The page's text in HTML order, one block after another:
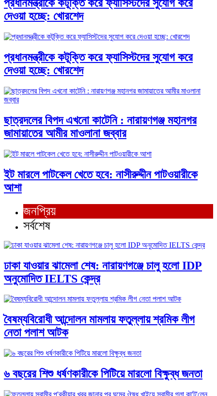
প্রধানমন্ত্রীকে কটূক্তি করে ফ্যাসিস্টদের সুযোগ করে
দেওয়া হচ্ছে: খোরশেদ
প্রধানমন্ত্রীকে কটূক্তি করে ফ্যাসিস্টদের সুযোগ করে
দেওয়া হচ্ছে: খোরশেদ
ছাত্রদলের বিপদ এখনো কাটেনি : নারায়ণগঞ্জ মহানগর
জামায়াতের আমীর মাওলানা জব্বার
ইট মারলে পাটকেল খেতে হবে: নাসীরুদ্দীন পাটওয়ারীকে
আশা
জনপ্রিয়
সর্বশেষ
ঢাকা যাওয়ার ঝামেলা শেষ: নারায়ণগঞ্জে চালু হলো IDP
অনুমোদিত IELTS কেন্দ্র
বৈষম্যবিরোধী আন্দোলন মামলায় ফতুল্লায় শ্রমিক লীগ
নেতা পলাশ আটক
৬ বছরের শিশু ধর্ষণকারীকে পিটিয়ে মারলো বিক্ষুব্ধ জনতা